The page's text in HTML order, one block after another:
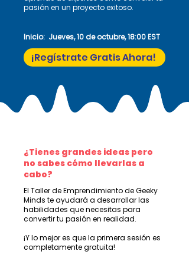
pasión en un proyecto exitoso.
Inicio: Jueves, 10 de octubre, 18:00 EST
¡Regístrate Gratis Ahora!
¿Tienes grandes ideas pero
no sabes cómo llevarlas a
cabo?
El Taller de Emprendimiento de Geeky
Minds te ayudará a desarrollar las
habilidades que necesitas para
convertir tu pasión en realidad.
¡Y lo mejor es que la primera sesión es
completamente gratuita!